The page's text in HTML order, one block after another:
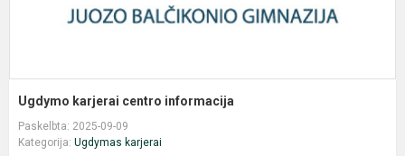
Ugdymo karjerai centro informacija
Paskelbta: 2025-09-09
Kategorija: Ugdymas karjerai